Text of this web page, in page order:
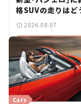
格SUVの走りはど
2026.08.07
Cars